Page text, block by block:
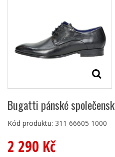
Bugatti pánské
Kód produktu: 311 66605 1000
2 290 Kč